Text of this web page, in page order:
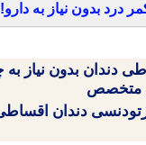
کمر درد بدون نیاز به
دندان بدون نیاز
متخصص
ارتودنسی دندان